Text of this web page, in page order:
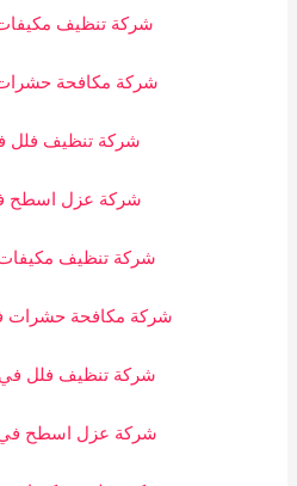
شركة تنظيف
شركة مكافحة
شركة تنظيف فلل
شركة عزل اسطح
شركة تنظيف
شركة مكافحة حشرات
شركة تنظيف فلل
شركة عزل اسطح في